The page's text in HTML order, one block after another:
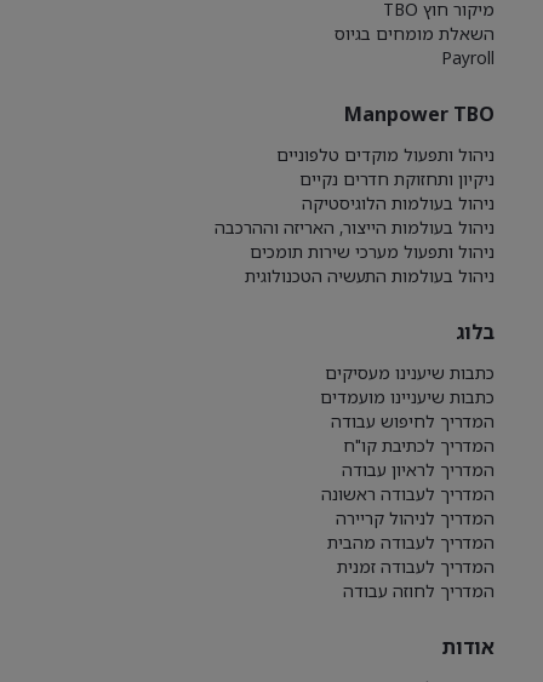
מיקור חוץ TBO
השאלת מומחים בגיוס
Payroll
Manpower TBO
ניהול ותפעול מוקדים טלפוניים
ניקיון ותחזוקת חדרים נקיים
ניהול בעולמות הלוגיסטיקה
ניהול בעולמות הייצור, האריזה וההרכבה
ניהול ותפעול מערכי שירות תומכים
ניהול בעולמות התעשיה הטכנולוגית
בלוג
כתבות שיענינו מעסיקים
כתבות שיעניינו מועמדים
המדריך לחיפוש עבודה
המדריך לכתיבת קו"ח
המדריך לראיון עבודה
המדריך לעבודה ראשונה
המדריך לניהול קריירה
המדריך לעבודה מהבית
המדריך לעבודה זמנית
המדריך לחוזה עבודה
אודות